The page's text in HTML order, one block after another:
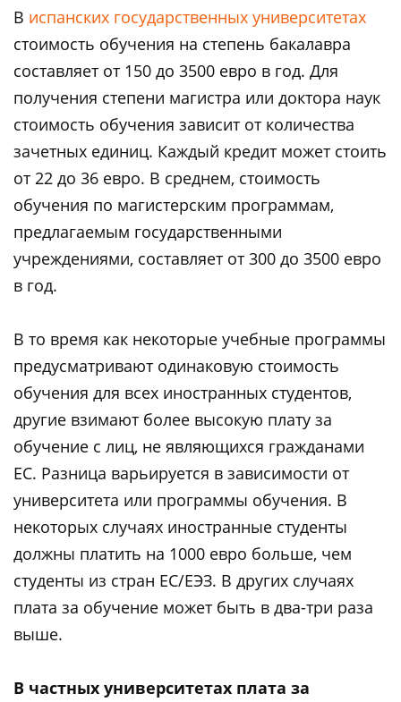
В испанских государственных университетах
стоимость обучения на степень бакалавра
составляет от 150 до 3500 евро в год. Для
получения степени магистра или доктора наук
стоимость обучения зависит от количества
зачетных единиц. Каждый кредит может стоить
от 22 до 36 евро. В среднем, стоимость
обучения по магистерским программам,
предлагаемым государственными
учреждениями, составляет от 300 до 3500 евро
в год.
В то время как некоторые учебные программы
предусматривают одинаковую стоимость
обучения для всех иностранных студентов,
другие взимают более высокую плату за
обучение с лиц, не являющихся гражданами
ЕС. Разница варьируется в зависимости от
университета или программы обучения. В
некоторых случаях иностранные студенты
должны платить на 1000 евро больше, чем
студенты из стран ЕС/ЕЭЗ. В других случаях
плата за обучение может быть в два-три раза
выше.
В частных университетах плата за